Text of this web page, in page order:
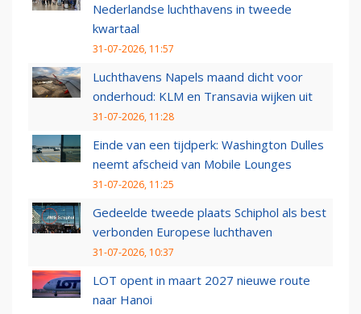
Nederlandse luchthavens in tweede
kwartaal
31-07-2026, 11:57
Luchthavens Napels maand dicht voor
onderhoud: KLM en Transavia wijken uit
31-07-2026, 11:28
Einde van een tijdperk: Washington Dulles
neemt afscheid van Mobile Lounges
31-07-2026, 11:25
Gedeelde tweede plaats Schiphol als best
verbonden Europese luchthaven
31-07-2026, 10:37
LOT opent in maart 2027 nieuwe route
naar Hanoi